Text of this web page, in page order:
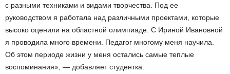
с разными техниками и видами творчества. Под ее
руководством я работала над различными проектами, которые
высоко оценили на областной олимпиаде. С Ириной Ивановной
я проводила много времени. Педагог многому меня научила.
Об этом периоде жизни у меня остались самые теплые
воспоминания», — добавляет студентка.